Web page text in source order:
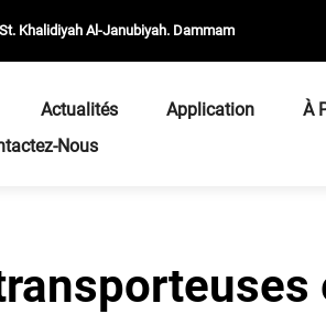
Khalidiyah Al-Janubiyah. Dammam
Actualités Application
À
Nous